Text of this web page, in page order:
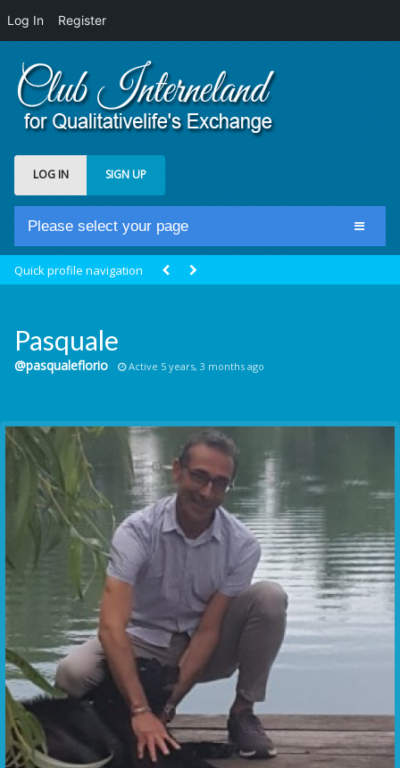
Log In Register
LOG IN SIGN UP
Please select your page
Groups
Communication Point
Cristal Temple
Meeting Point
The Yacht Club
Quick profile navigation
Pasquale
@pasqualeflorio Active 5 years, 3 months ago